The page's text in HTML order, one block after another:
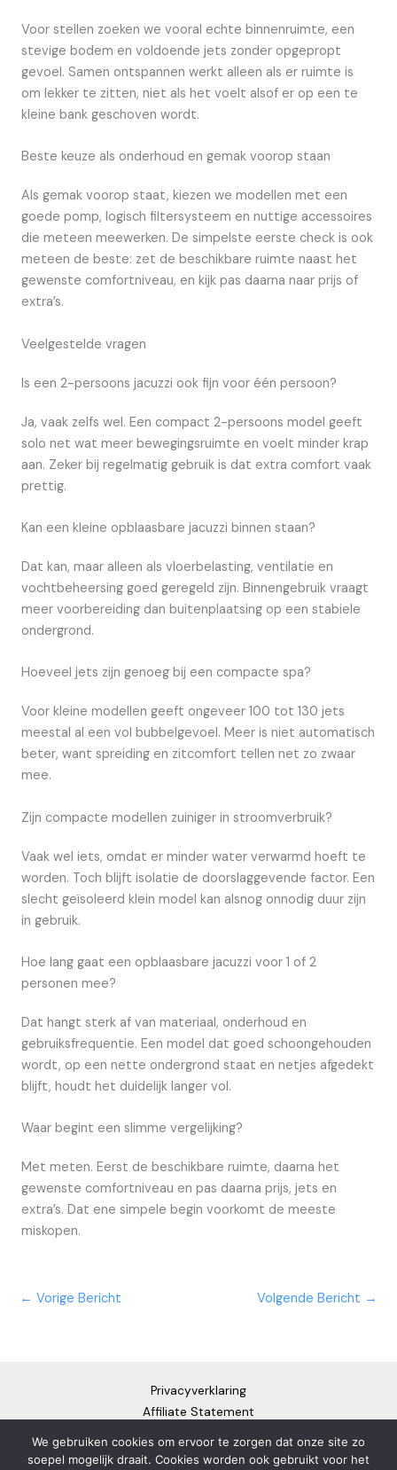
Voor stellen zoeken we vooral echte binnenruimte, een
stevige bodem en voldoende jets zonder opgepropt
gevoel. Samen ontspannen werkt alleen als er ruimte is
om lekker te zitten, niet als het voelt alsof er op een te
kleine bank geschoven wordt.
Beste keuze als onderhoud en gemak voorop staan
Als gemak voorop staat, kiezen we modellen met een
goede pomp, logisch filtersysteem en nuttige accessoires
die meteen meewerken. De simpelste eerste check is ook
meteen de beste: zet de beschikbare ruimte naast het
gewenste comfortniveau, en kijk pas daarna naar prijs of
extra’s.
Veelgestelde vragen
Is een 2-persoons jacuzzi ook fijn voor één persoon?
Ja, vaak zelfs wel. Een compact 2-persoons model geeft
solo net wat meer bewegingsruimte en voelt minder krap
aan. Zeker bij regelmatig gebruik is dat extra comfort vaak
prettig.
Kan een kleine opblaasbare jacuzzi binnen staan?
Dat kan, maar alleen als vloerbelasting, ventilatie en
vochtbeheersing goed geregeld zijn. Binnengebruik vraagt
meer voorbereiding dan buitenplaatsing op een stabiele
ondergrond.
Hoeveel jets zijn genoeg bij een compacte spa?
Voor kleine modellen geeft ongeveer 100 tot 130 jets
meestal al een vol bubbelgevoel. Meer is niet automatisch
beter, want spreiding en zitcomfort tellen net zo zwaar
mee.
Zijn compacte modellen zuiniger in stroomverbruik?
Vaak wel iets, omdat er minder water verwarmd hoeft te
worden. Toch blijft isolatie de doorslaggevende factor. Een
slecht geïsoleerd klein model kan alsnog onnodig duur zijn
in gebruik.
Hoe lang gaat een opblaasbare jacuzzi voor 1 of 2
personen mee?
Dat hangt sterk af van materiaal, onderhoud en
gebruiksfrequentie. Een model dat goed schoongehouden
wordt, op een nette ondergrond staat en netjes afgedekt
blijft, houdt het duidelijk langer vol.
Waar begint een slimme vergelijking?
Met meten. Eerst de beschikbare ruimte, daarna het
gewenste comfortniveau en pas daarna prijs, jets en
extra’s. Dat ene simpele begin voorkomt de meeste
miskopen.
← Vorige Bericht Volgende Bericht →
Privacyverklaring
Affiliate Statement
Disclaimer
We gebruiken cookies om ervoor te zorgen dat onze site zo
soepel mogelijk draait. Cookies worden ook gebruikt voor het